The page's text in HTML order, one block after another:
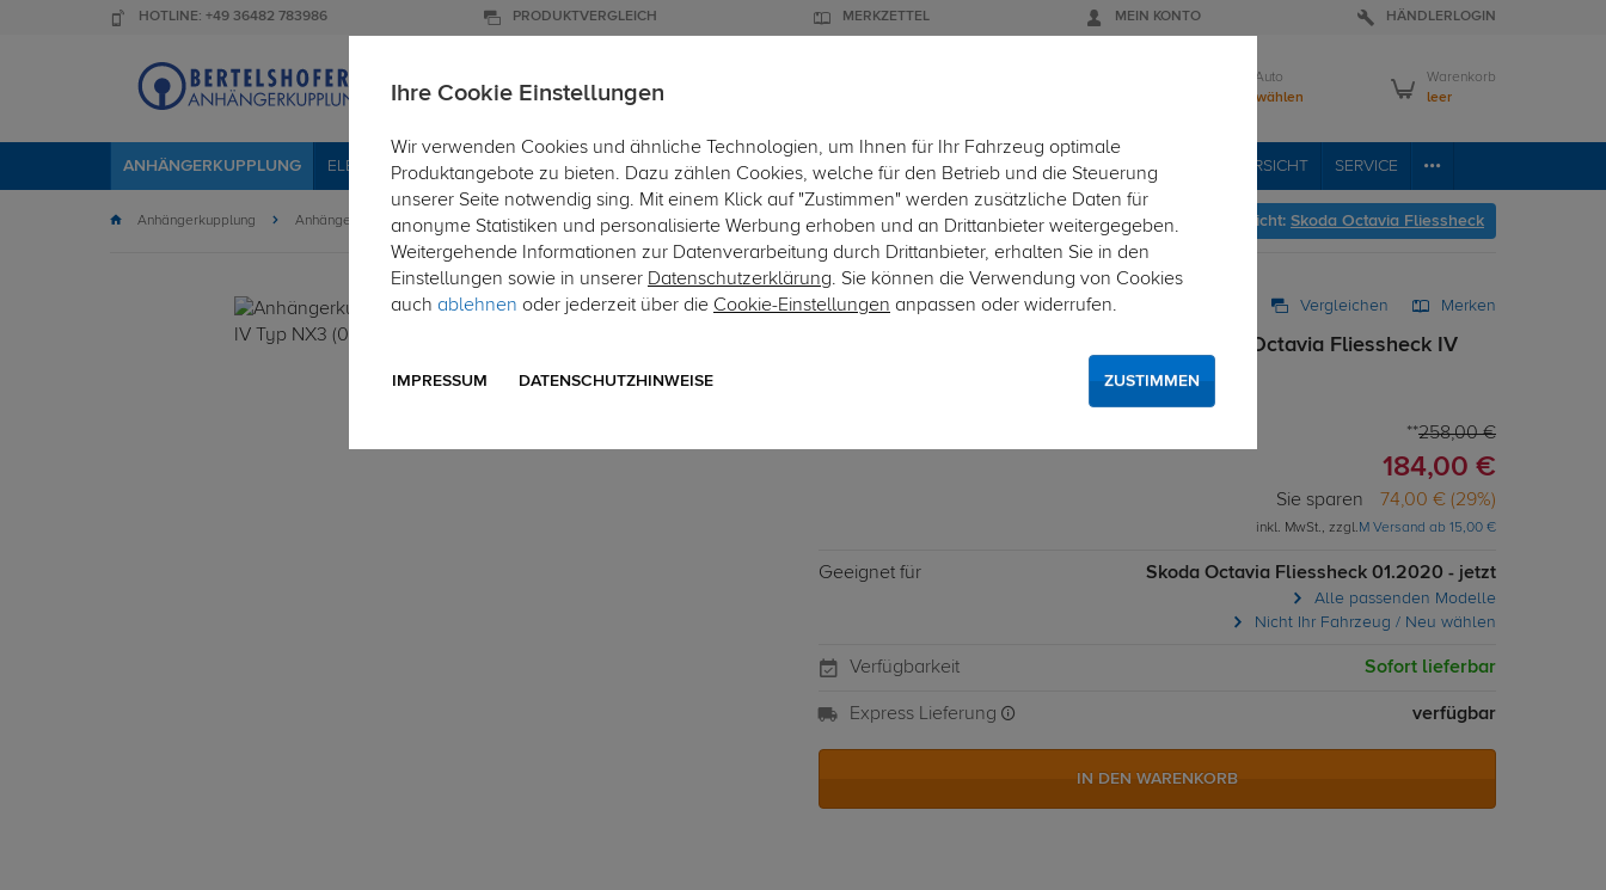
HOTLINE: +49 36482 783986 PRODUKTVERGLEICH MERKZETTEL MEIN KONTO HÄNDLERLOGIN
Mein Auto
Bitte wählen
Warenkorb
leer
ANHÄNGERKUPPLUNG ELEKTROSÄTZE DACHTRÄGER DACHBOXEN FAHRRADTRÄGER ZUBEHÖR EINBAUSERVICE FAHRZEUGÜBERSICHT SERVICE
Anhängerkupplung Anhängerkupplung starr Hier geht's zur Fahrzeugübersicht: Skoda Octavia Fliessheck
Art.-Nr. sSK113-1 Vergleichen Merken
Auto Hak Anhängerkupplung starr für Skoda Octavia Fliessheck IV
258,00 €
184,00 €
Sie sparen 74,00 € (29%)
inkl. MwSt., zzgl.M Versand ab 15,00 €
Geeignet für Skoda Octavia Fliessheck 01.2020 - jetzt
Alle passenden Modelle
Nicht Ihr Fahrzeug / Neu wählen
Verfügbarkeit Sofort lieferbar
Express Lieferung verfügbar
IN DEN WARENKORB
Ihre Cookie Einstellungen
Wir verwenden Cookies und ähnliche Technologien, um Ihnen für Ihr Fahrzeug optimale
Produktangebote zu bieten. Dazu zählen Cookies, welche für den Betrieb und die Steuerung
unserer Seite notwendig sing. Mit einem Klick auf "Zustimmen" werden zusätzliche Daten für
anonyme Statistiken und personalisierte Werbung erhoben und an Drittanbieter weitergegeben.
Weitergehende Informationen zur Datenverarbeitung durch Drittanbieter, erhalten Sie in den
Einstellungen sowie in unserer Datenschutzerklärung. Sie können die Verwendung von Cookies
auch ablehnen oder jederzeit über die Cookie-Einstellungen anpassen oder widerrufen.
IMPRESSUM DATENSCHUTZHINWEISE ZUSTIMMEN